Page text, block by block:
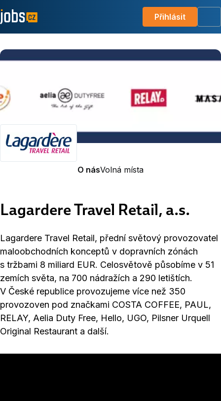
Přihlásit
O násVolná místa
Lagardere Travel Retail, a.s.
Lagardere Travel Retail, přední světový provozovatel
maloobchodních konceptů v dopravních zónách
s tržbami 8 miliard EUR. Celosvětově působíme v 51
zemích světa, na 700 nádražích a 290 letištích.
V České republice provozujeme více než 350
provozoven pod značkami COSTA COFFEE, PAUL,
RELAY, Aelia Duty Free, Hello, UGO, Pilsner Urquell
Original Restaurant a další.